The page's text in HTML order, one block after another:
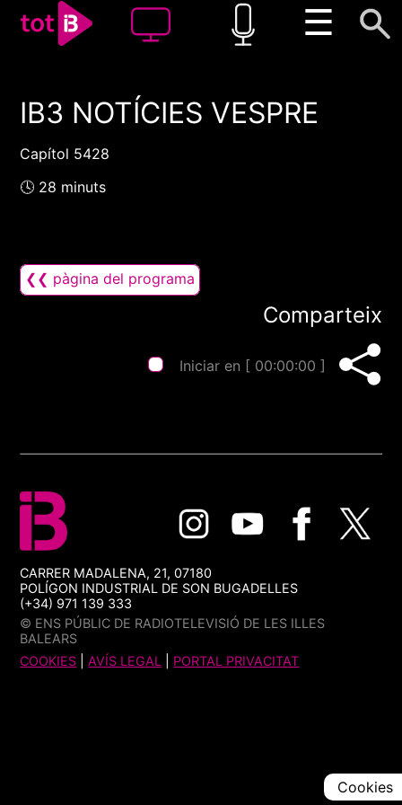
☰
00:00 00:00
IB3 NOTÍCIES VESPRE
Capítol 5428
🕓 28 minuts
❮❮ pàgina del programa
Comparteix
Iniciar en [ 00:00:00 ]
CARRER MADALENA, 21, 07180
POLÍGON INDUSTRIAL DE SON BUGADELLES
(+34) 971 139 333
© ENS PÚBLIC DE RADIOTELEVISIÓ DE LES ILLES
BALEARS
COOKIES |AVÍS LEGAL PORTAL PRIVACITAT
Cookies